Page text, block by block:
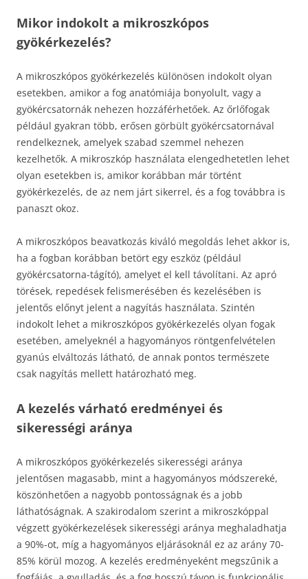
Mikor indokolt a mikroszkópos
gyökérkezelés?
A mikroszkópos gyökérkezelés különösen indokolt olyan
esetekben, amikor a fog anatómiája bonyolult, vagy a
gyökércsatornák nehezen hozzáférhetőek. Az őrlőfogak
például gyakran több, erősen görbült gyökércsatornával
rendelkeznek, amelyek szabad szemmel nehezen
kezelhetők. A mikroszkóp használata elengedhetetlen lehet
olyan esetekben is, amikor korábban már történt
gyökérkezelés, de az nem járt sikerrel, és a fog továbbra is
panaszt okoz.
A mikroszkópos beavatkozás kiváló megoldás lehet akkor is,
ha a fogban korábban betört egy eszköz (például
gyökércsatorna-tágító), amelyet el kell távolítani. Az apró
törések, repedések felismerésében és kezelésében is
jelentős előnyt jelent a nagyítás használata. Szintén
indokolt lehet a mikroszkópos gyökérkezelés olyan fogak
esetében, amelyeknél a hagyományos röntgenfelvételen
gyanús elváltozás látható, de annak pontos természete
csak nagyítás mellett határozható meg.
A kezelés várható eredményei és
sikerességi aránya
A mikroszkópos gyökérkezelés sikerességi aránya
jelentősen magasabb, mint a hagyományos módszereké,
köszönhetően a nagyobb pontosságnak és a jobb
láthatóságnak. A szakirodalom szerint a mikroszkóppal
végzett gyökérkezelések sikerességi aránya meghaladhatja
a 90%-ot, míg a hagyományos eljárásoknál ez az arány 70-
85% körül mozog. A kezelés eredményeként megszűnik a